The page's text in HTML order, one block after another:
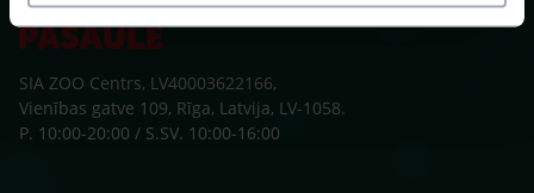
SIA ZOO Centrs, LV40003622166,
Vienības gatve 109, Rīga, Latvija, LV-1058.
P. 10:00-20:00 / S.SV. 10:00-16:00